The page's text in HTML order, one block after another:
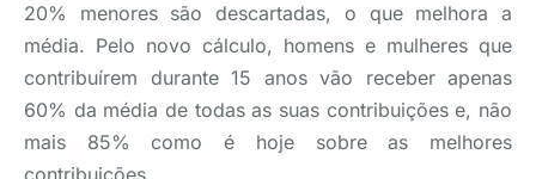
20% menores são descartadas, o que melhora a
média. Pelo novo cálculo, homens e mulheres que
contribuírem durante 15 anos vão receber apenas
60% da média de todas as suas contribuições e, não
mais 85% como é hoje sobre as melhores
contribuições.